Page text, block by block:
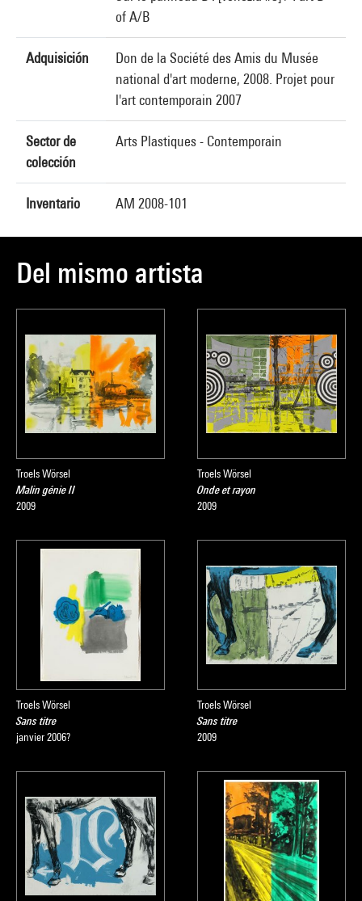
of A/B
Adquisición
Don de la Société des Amis du Musée
national d'art moderne, 2008. Projet pour
l'art contemporain 2007
Sector de
colección
Arts Plastiques - Contemporain
Inventario AM 2008-101
Del mismo artista
Troels Wörsel
Malin génie II
2009
Troels Wörsel
Onde et rayon
2009
Troels Wörsel
Sans titre
janvier 2006?
Troels Wörsel
Sans titre
2009